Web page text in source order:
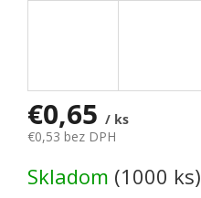
€0,65 / ks
€0,53 bez DPH
Skladom (1000 ks)